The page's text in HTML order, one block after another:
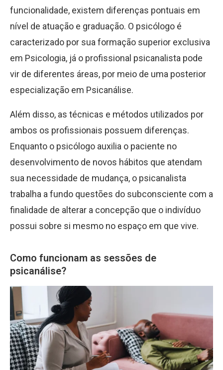
funcionalidade, existem diferenças pontuais em
nível de atuação e graduação. O psicólogo é
caracterizado por sua formação superior exclusiva
em Psicologia, já o profissional psicanalista pode
vir de diferentes áreas, por meio de uma posterior
especialização em Psicanálise.
Além disso, as técnicas e métodos utilizados por
ambos os profissionais possuem diferenças.
Enquanto o psicólogo auxilia o paciente no
desenvolvimento de novos hábitos que atendam
sua necessidade de mudança, o psicanalista
trabalha a fundo questões do subconsciente com a
finalidade de alterar a concepção que o indivíduo
possui sobre si mesmo no espaço em que vive.
Como funcionam as sessões de
psicanálise?